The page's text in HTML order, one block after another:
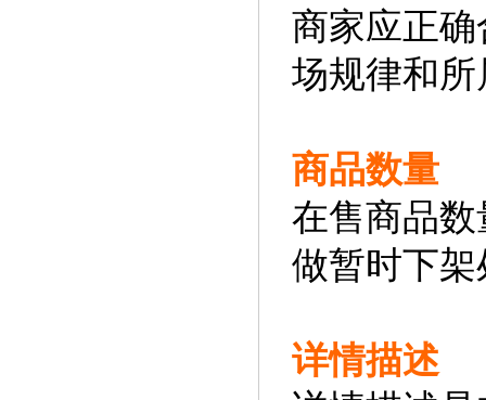
商家应正
场规律和
商品数量
在售商品
做暂时下架
详情描述